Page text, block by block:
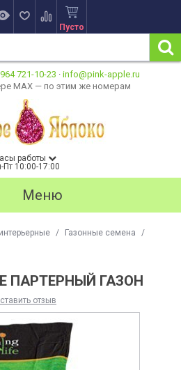
Пусто
721-10-23 · info@pink-apple.ru
MAX — по этим же номерам
работы
Пт 10:00-17:00
Меню
/ Газонные семена
/
ПАРТЕРНЫЙ ГАЗОН
отзыв